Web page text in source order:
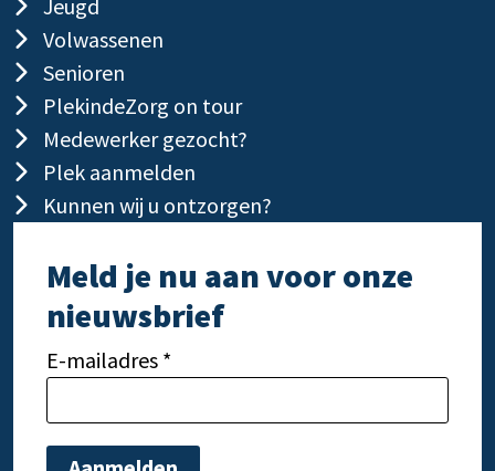
Jeugd
Volwassenen
Senioren
PlekindeZorg on tour
Medewerker gezocht?
Plek aanmelden
Kunnen wij u ontzorgen?
Meld je nu aan voor onze
nieuwsbrief
E-mailadres *